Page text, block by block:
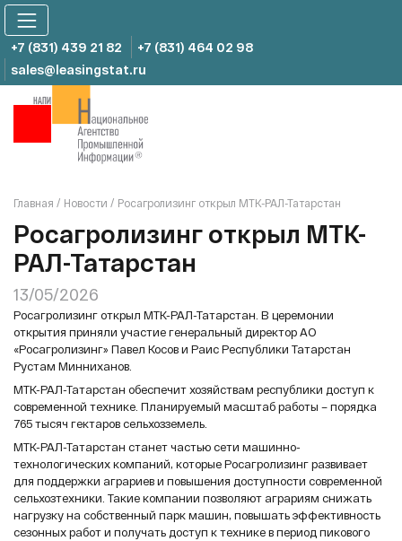
Skip
content
+7 (831) 439 21 82
+7 (831) 464 02 98
sales@leasingstat.ru
Главная / Новости / Росагролизинг открыл МТК-РАЛ-Татарстан
Росагролизинг открыл МТК-
РАЛ-Татарстан
13/05/2026
Росагролизинг открыл МТК-РАЛ-Татарстан. В церемонии
открытия приняли участие генеральный директор АО
«Росагролизинг» Павел Косов и Раис Республики Татарстан
Рустам Минниханов.
МТК-РАЛ-Татарстан обеспечит хозяйствам республики доступ к
современной технике. Планируемый масштаб работы – порядка
765 тысяч гектаров сельхозземель.
МТК-РАЛ-Татарстан станет частью сети машинно-
технологических компаний, которые Росагролизинг развивает
для поддержки аграриев и повышения доступности современной
сельхозтехники. Такие компании позволяют аграриям снижать
нагрузку на собственный парк машин, повышать эффективность
сезонных работ и получать доступ к технике в период пикового